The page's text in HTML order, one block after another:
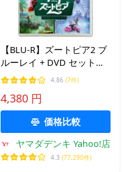
【BLU-R】ズートピア2 ブ
ルーレイ + DVD セット
(Blu-ray Disc+DVD)
4.86 (7件)
4,380 円
価格比較
ヤマダデンキ Yahoo!店
4.3 (77,290件)